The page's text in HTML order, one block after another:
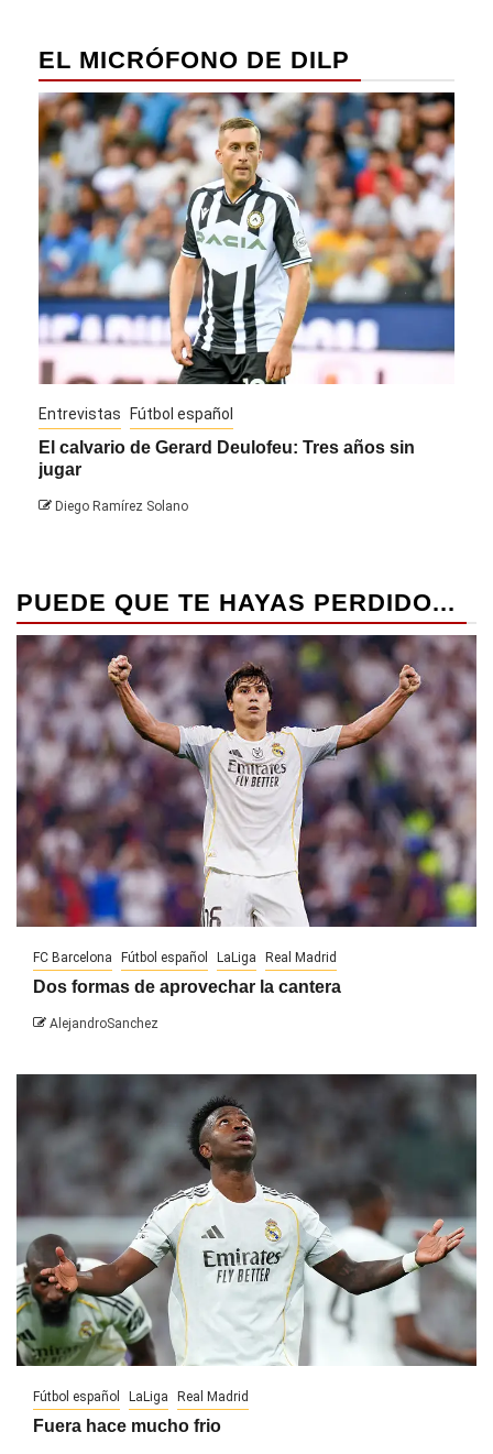
EL MICRÓFONO DE DILP
Entrevistas Fútbol español
El calvario de Gerard Deulofeu: Tres años sin
jugar
Diego Ramírez Solano
PUEDE QUE TE HAYAS PERDIDO...
FC Barcelona Fútbol español LaLiga Real Madrid
Dos formas de aprovechar la cantera
AlejandroSanchez
Fútbol español LaLiga Real Madrid
Fuera hace mucho frio